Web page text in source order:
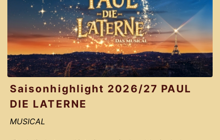
Saisonhighlight 2026/27 PAUL
DIE LATERNE
MUSICAL